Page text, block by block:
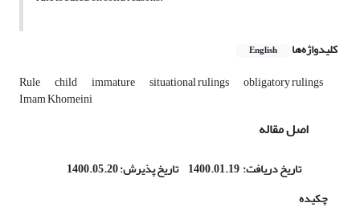
کلیدواژه‌ها English
Rule child immature situational rulings obligatory rulings
Imam Khomeini
اصل مقاله
تاریخ دریافت: 1400.01.19 تاریخ پذیرش: 1400.05.20
چکیده